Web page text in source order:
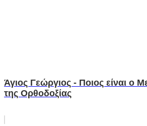
Άγιος Γεώργιος - Ποιος είναι ο
της Ορθοδοξίας